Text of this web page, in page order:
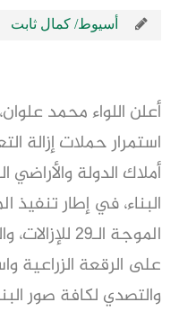
أسيوط/ كمال ثابت
أعلن اللواء محمد
استمرار حملات إزالة
أملاك الدولة والأراضي
البناء، في إطار تنفيذ
الموجة الـ29
على الرقعة الزراعية
والتصدي لكافة صور